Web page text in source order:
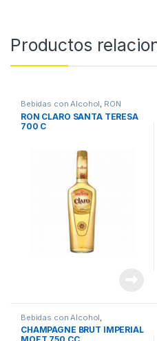
Productos
Bebidas con Alcohol, RON
RON CLARO SANTA TERESA
700 C
Bebidas con Alcohol
CHAMPAGNE
CHAMPAGNE BRUT IMPERIAL